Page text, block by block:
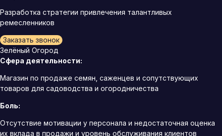
Разработка стратегии привлечения талантливых
ремесленников
Заказать звонок
Зелёный Огород
Сфера деятельности:
Магазин по продаже семян, саженцев и сопутствующих
товаров для садоводства и огородничества
Боль:
Отсутствие мотивации у персонала и недостаточная оценка
их вклада в продажи и уровень обслуживания клиентов